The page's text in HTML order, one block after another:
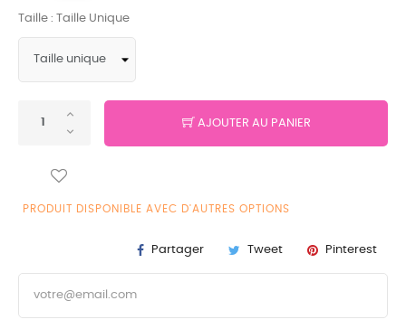
Taille : Taille Unique
AJOUTER AU PANIER
PRODUIT DISPONIBLE AVEC D'AUTRES OPTIONS
Partager Tweet Pinterest